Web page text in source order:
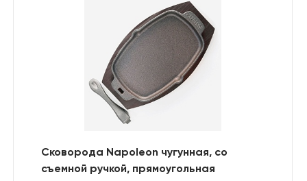
Сковорода Napoleon чугунная, со
съемной ручкой, прямоугольная